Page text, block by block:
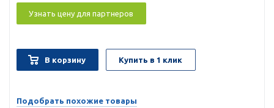
Узнать цену для партнеров
В корзину Купить в 1 клик
Подобрать похожие товары